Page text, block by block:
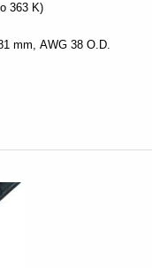
363 K)
mm AWG 38 O.D.